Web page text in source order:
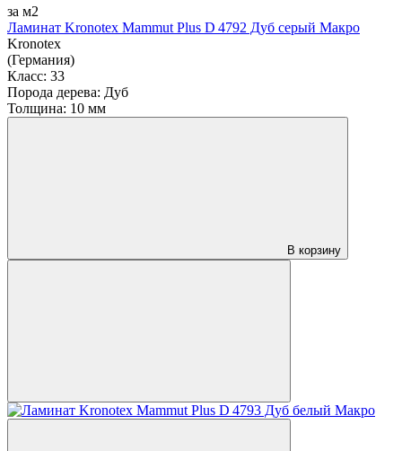
за м2
Ламинат Kronotex Mammut Plus D 4792 Дуб серый Макро
Kronotex
(Германия)
Класс: 33
Порода дерева: Дуб
Толщина: 10 мм
В корзину